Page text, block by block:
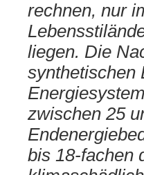
rechnen, nur
liegen. Die
synthetischen
zwischen 25
bis 18-fachen